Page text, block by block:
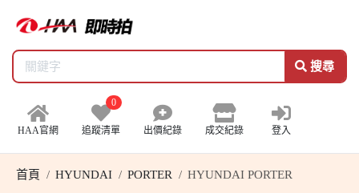
搜尋
HAA官網
0
追蹤清單 出價紀錄 成交紀錄 登入
首頁 HYUNDAI PORTER HYUNDAI PORTER